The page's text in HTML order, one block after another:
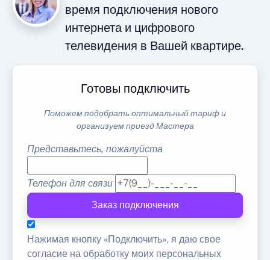
время подключения нового
интернета и цифрового
телевидения в Вашей квартире.
Готовы подключить
Поможем подобрать оптимальный тариф и
организуем приезд Мастера
Представьтесь, пожалуйста
Телефон для связи
Заказ подключения
Нажимая кнопку «Подключить», я даю свое
согласие на обработку моих персональных